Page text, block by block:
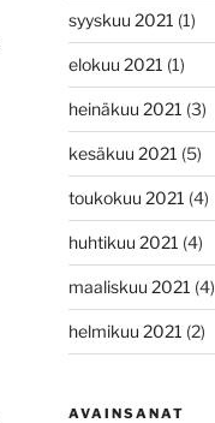
syyskuu 2021 (1)
elokuu 2021 (1)
heinäkuu 2021 (3)
kesäkuu 2021 (5)
toukokuu 2021 (4)
huhtikuu 2021 (4)
maaliskuu 2021 (4)
helmikuu 2021 (2)
AVAINSANAT